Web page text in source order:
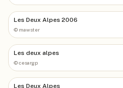
Les Deux Alpes 2006
© mawster
Les deux alpes
©cesargp
Les Deux Alpes